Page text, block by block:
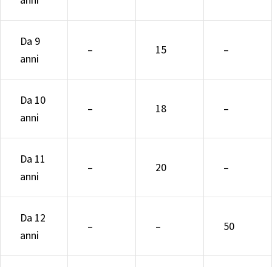
Da 9
anni
– 15 –
Da 10
anni
– 18 –
Da 11
anni
– 20 –
Da 12
anni
– – 50